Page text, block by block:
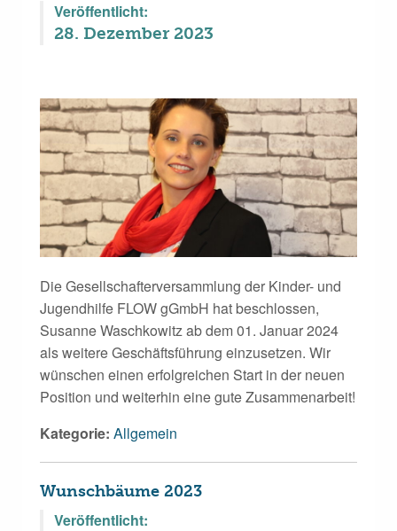
Veröffentlicht:
28. Dezember 2023
Die Gesellschafterversammlung der Kinder- und
Jugendhilfe FLOW gGmbH hat beschlossen,
Susanne Waschkowitz ab dem 01. Januar 2024
als weitere Geschäftsführung einzusetzen. Wir
wünschen einen erfolgreichen Start in der neuen
Position und weiterhin eine gute Zusammenarbeit!
Kategorie: Allgemein
Wunschbäume 2023
Veröffentlicht: